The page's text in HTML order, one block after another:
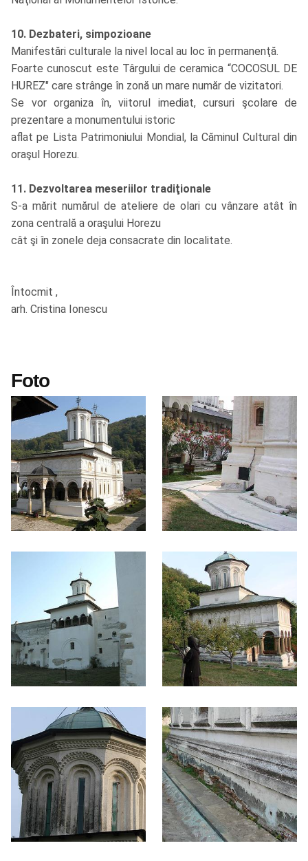
10. Dezbateri, simpozioane
Manifestări culturale la nivel local au loc în permanenţă.
Foarte cunoscut este Târgului de ceramica “COCOSUL DE
HUREZ" care strânge în zonă un mare număr de vizitatori.
Se vor organiza în, viitorul imediat, cursuri şcolare de
prezentare a monumentului istoric
aflat pe Lista Patrimoniului Mondial, la Căminul Cultural din
oraşul Horezu.
11. Dezvoltarea meseriilor tradiţionale
S-a mărit numărul de ateliere de olari cu vânzare atât în
zona centrală a oraşului Horezu
cât şi în zonele deja consacrate din localitate.
Întocmit ,
arh. Cristina Ionescu
Foto